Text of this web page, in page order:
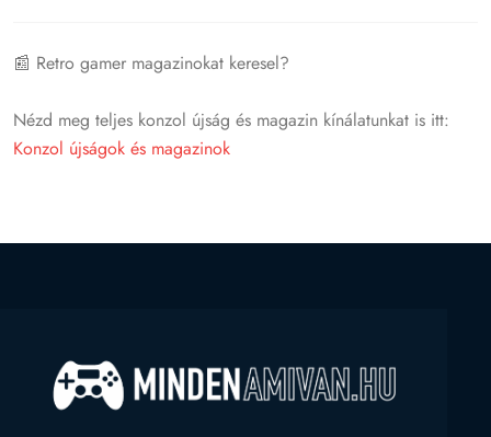
📰 Retro gamer magazinokat keresel?
Nézd meg teljes konzol újság és magazin kínálatunkat is itt:
Konzol újságok és magazinok